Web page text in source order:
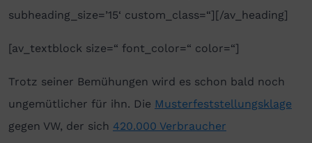
subheading_size=’15‘ custom_class=“][/av_heading]
[av_textblock size=“ font_color=“ color=“]
Trotz seiner Bemühungen wird es schon bald noch
ungemütlicher für ihn. Die Musterfeststellungsklage
gegen VW, der sich 420.000 Verbraucher